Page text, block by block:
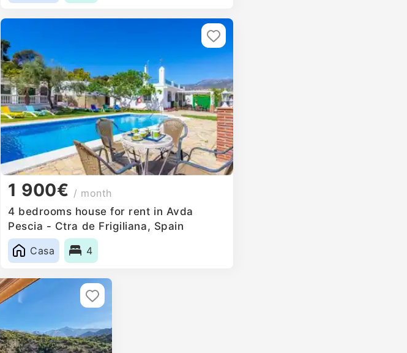
1 900€ / month
4 bedrooms house for rent in Avda
Pescia - Ctra de Frigiliana, Spain
Casa
4